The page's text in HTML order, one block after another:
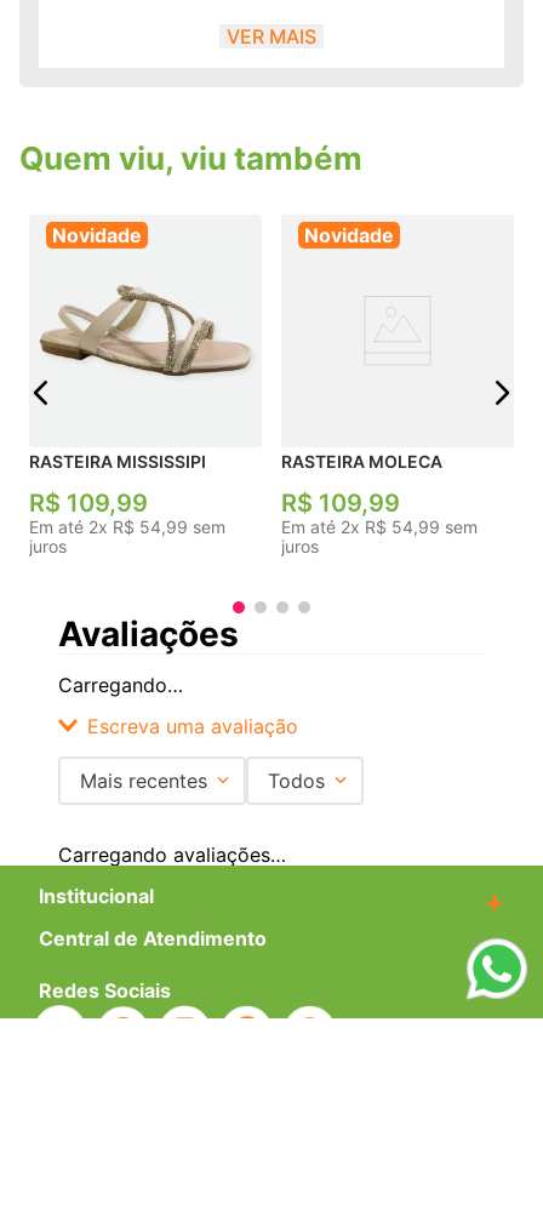
peça chave para passeios ou trabalho
informal.Segurança ao Caminhar: O solado flexível
VER MAIS
Quem viu, viu também
Novidade
RASTEIRA MISSISSIPI
R$ 109,99
Em até 2x R$ 54,99 sem
juros
Novidade
RASTEIRA MOLECA
R$ 109,99
Em até 2x R$ 54,99 sem
juros
Avaliações
Carregando…
Escreva uma avaliação
Título
★★★★★
Mais recentes Todos
Carregando avaliações…
Institucional
+
Central de Atendimento +
Redes Sociais